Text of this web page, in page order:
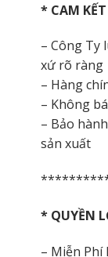
* CAM
– Công Ty
xứ rõ ràng
– Hàng
– Không
– Bảo
sản xuất
* QUYỀN
– Miễn Phí